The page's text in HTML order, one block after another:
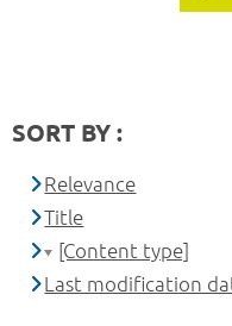
SORT BY :
Relevance
Title
[Content type]
Last modification